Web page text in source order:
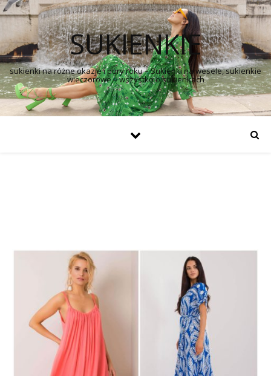
SUKIENKIE
sukienki na różne okazje i pory roku – Sukienki na wesele, sukienkie
wieczorowe – wszystko o sukienkach